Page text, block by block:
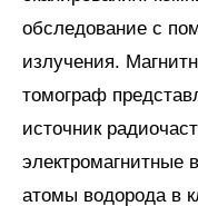
обследование с
излучения.
томограф
источник
электромагнитные
атомы водорода в